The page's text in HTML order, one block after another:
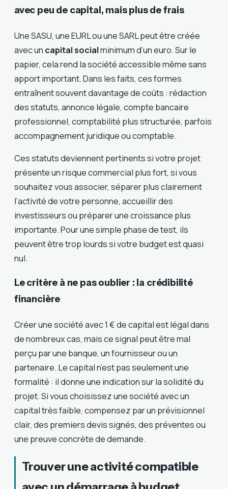
avec peu de capital, mais plus de frais
Une SASU, une EURL ou une SARL peut être créée
avec un capital socialminimum d’un euro. Sur le
papier, cela rend la société accessible même sans
apport important. Dans les faits, ces formes
entraînent souvent davantage de coûts : rédaction
des statuts, annonce légale, compte bancaire
professionnel, comptabilité plus structurée, parfois
accompagnement juridique ou comptable.
Ces statuts deviennent pertinents si votre projet
présente un risque commercial plus fort, si vous
souhaitez vous associer, séparer plus clairement
l’activité de votre personne, accueillir des
investisseurs ou préparer une croissance plus
importante. Pour une simple phase de test, ils
peuvent être trop lourds si votre budget est quasi
nul.
Le critère à ne pas oublier : la crédibilité
financière
Créer une société avec 1 € de capital est légal dans
de nombreux cas, mais ce signal peut être mal
perçu par une banque, un fournisseur ou un
partenaire. Le capital n’est pas seulement une
formalité : il donne une indication sur la solidité du
projet. Si vous choisissez une société avec un
capital très faible, compensez par un prévisionnel
clair, des premiers devis signés, des préventes ou
une preuve concrète de demande.
Trouver une activité compatible